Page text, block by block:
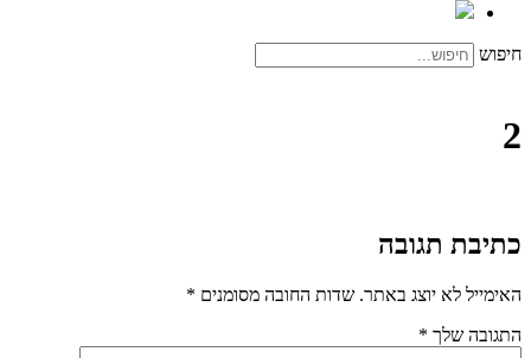
חיפוש
2
כתיבת תגובה
האימייל לא יוצג באתר. שדות החובה מסומנים *
התגובה שלך *